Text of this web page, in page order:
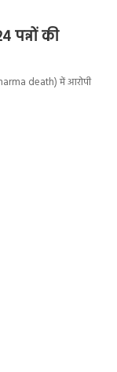
पन्नों की
death) में आरोपी